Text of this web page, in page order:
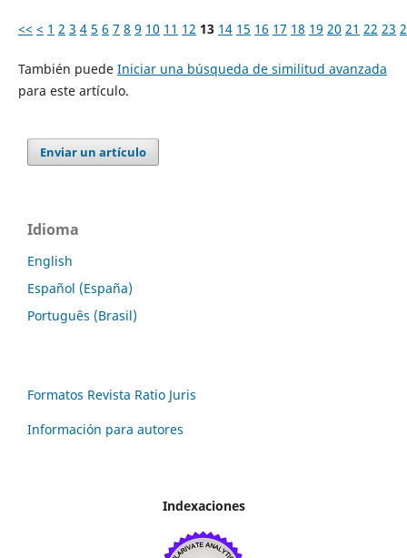
<< < 1 2 3 4 5 6 7 8 9 10 11 12 13 14 15 16 17 18 19 20 21 22 23
También puede Iniciar una búsqueda de similitud avanzada
para este artículo.
Enviar un artículo
Idioma
English
Español (España)
Português (Brasil)
Formatos Revista Ratio Juris
Información para autores
Indexaciones